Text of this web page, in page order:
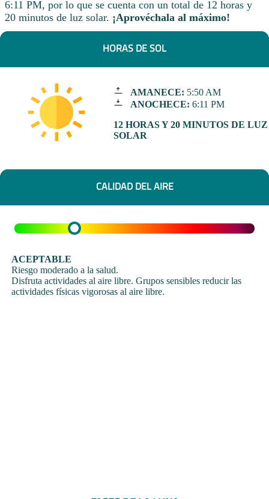
6:11 PM, por lo que se cuenta con un total de 12 horas y
20 minutos de luz solar. ¡Aprovéchala al máximo!
HORAS DE SOL
AMANECE: 5:50 AM
ANOCHECE: 6:11 PM
12 HORAS Y 20 MINUTOS DE LUZ
SOLAR
CALIDAD DEL AIRE
ACEPTABLE
Riesgo moderado a la salud.
Disfruta actividades al aire libre. Grupos sensibles reducir las
actividades físicas vigorosas al aire libre.